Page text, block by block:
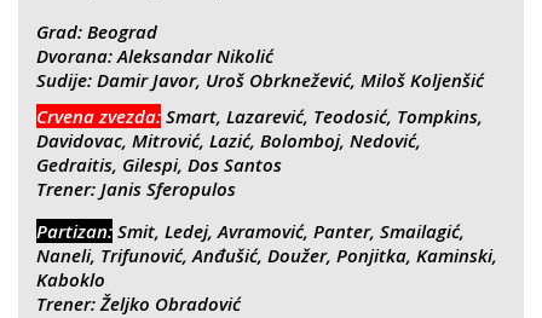
Grad: Beograd
Dvorana: Aleksandar Nikolić
Sudije: Damir Javor, Uroš Obrknežević, Miloš Koljenšić
Crvena zvezda: Smart, Lazarević, Teodosić, Tompkins,
Davidovac, Mitrović, Lazić, Bolomboj, Nedović,
Gedraitis, Gilespi, Dos Santos
Trener: Janis Sferopulos
Partizan: Smit, Ledej, Avramović, Panter, Smailagić,
Naneli, Trifunović, Anđušić, Doužer, Ponjitka, Kaminski,
Kaboklo
Trener: Željko Obradović